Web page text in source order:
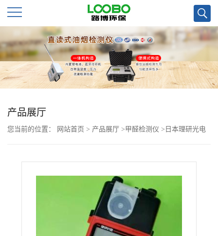
公
司
首
页
公
产品展厅
您当前的位置： 网站首页 > 产品展厅 >甲醛检测仪 > 日本理研光电